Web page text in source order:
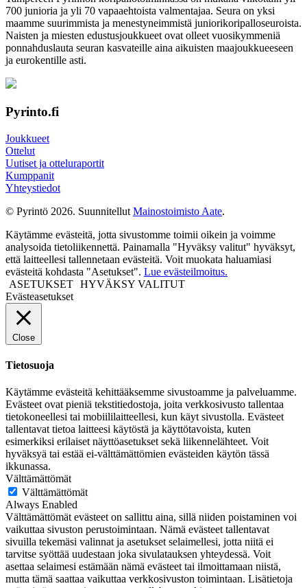
700 junioria ja yli 70 vapaa­ehtoista valmen­tajaa. Seura on yksi
maamme suurim­mista ja menes­tyneim­mistä juni­ori­kori­pallo­seuroista.
Naisten ja miesten edustus­joukkueet ovat olleet vuosi­kymmeniä
ponnahdus­lauta seuran kasvateille aina aikuisten maa­joukkueeseen
ja euro­kentille asti.
Pyrinto.fi
Joukkueet
Ottelut
Uutiset ja otteluraportit
Kumppanit
Yhteystiedot
© Pyrintö 2026. Suunnitellut Mainostoimisto Aate.
Käytämme evästeitä, jotta sivustomme toimii oikein ja voimme
analysoida tietoliikennettä. Painamalla "Hyväksy valitut" hyväksyt,
että laitteellesi tallennetaan evästeitä. Voit muokata haluamiasi
evästeitä kohdasta "Asetukset". Lue evästeilmoitus.
ASETUKSET HYVÄKSY VALITUT
Evästeasetukset
Close
Tietosuoja
Käytämme evästeitä kehittääksemme sivustoamme ja palveluamme.
Evästeet ovat pieniä tekstitiedostoja, joita verkkosivusto tallentaa
tietokoneellesi tai mobiililaitteellesi, kun käyt sivustolla. Evästeet
tallentavat tietoa laitteesi käytöstä ja käyttötavoista, kuten
esimerkiksi erilaiset näyttöasetukset sekä liikennelähteet. Voit
hyväksyä tai estää ei-välttämättömien evästeiden käytön tässä
ikkunassa.
Välttämättömät
Välttämättömät
Always Enabled
Välttämättömät evästeet on sallittu aina, sillä niiden poistaminen voi
vaikuttaa sivuston perustoimintaan. Nämä evästeet tallentavat
sivuilla tekemäsi valinnat ja asetukset selaimellesi, jotta niitä ei
tarvitse syöttää uudestaan joka sivulatauksen yhteydessä. Voit
asettaa selaimesi estämään nämä evästeet tai ilmoittamaan niistä,
mutta tämä saattaa vaikuttaa verkkosivuston toimintaan. Lisätietoja